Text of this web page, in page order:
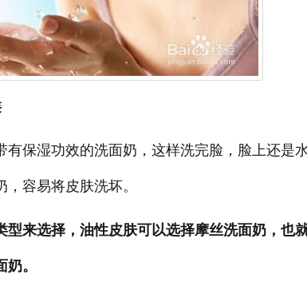
有保湿功效的洗面奶，这样洗完脸，脸上还是
容易将皮肤洗坏。
型来选择，油性皮肤可以选择摩丝洗面奶，也
。